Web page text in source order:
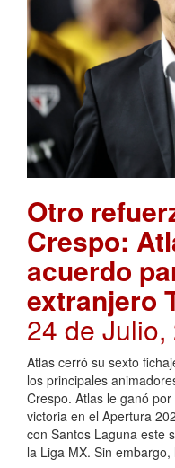
Otro
Crespo:
acuerdo
extranjero
24 de
Atlas cerró su sexto
los principales
Crespo. Atlas le ganó
victoria en el Apertura
con Santos Laguna este
la Liga MX. Sin